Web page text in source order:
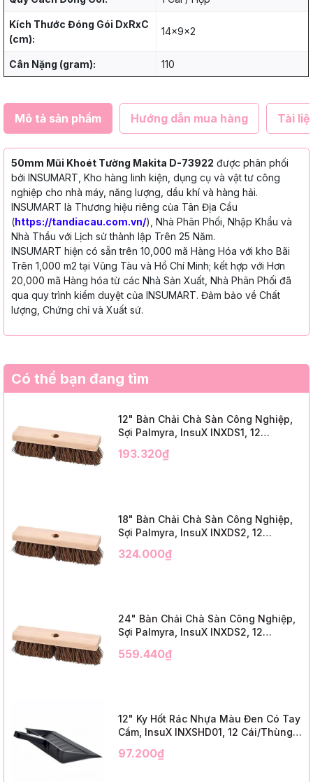
Kích Thước Đóng Gói DxRxC
(cm):
14x9x2
Cân Nặng (gram): 110
Mô tả sản phẩm Hướng dẫn mua hàng Tài
50mm Mũi Khoét Tường Makita D-73922 được phân phối
bởi INSUMART, Kho hàng linh kiện, dụng cụ và vật tư công
nghiệp cho nhà máy, năng lượng, dầu khí và hàng hải.
INSUMART là Thương hiệu riêng của Tân Địa Cầu
(https://tandiacau.com.vn/), Nhà Phân Phối, Nhập Khẩu và
Nhà Thầu với Lịch sử thành lập Trên 25 Năm.
INSUMART hiện có sẵn trên 10,000 mã Hàng Hóa với kho Bãi
Trên 1,000 m2 tại Vũng Tàu và Hồ Chí Minh; kết hợp với Hơn
20,000 mã Hàng hóa từ các Nhà Sản Xuất, Nhà Phân Phối đã
qua quy trình kiểm duyệt của INSUMART. Đảm bảo về Chất
lượng, Chứng chỉ và Xuất sứ.
Có thể bạn đang tìm
12" Bàn Chải Chà Sàn Công Nghiệp,
Sợi Palmyra, InsuX INXDS1, 12
Trim)
193.320₫
18" Bàn Chải Chà Sàn Công Nghiệp,
Sợi Palmyra, InsuX INXDS2, 12
Trim)
324.000₫
24" Bàn Chải Chà Sàn Công Nghiệp,
Sợi Palmyra, InsuX INXDS2, 12
3" Trim)
559.440₫
12" Ky Hốt Rác Nhựa Màu Đen Có Tay
Cầm, InsuX INXSHD01, 12 Cái/Thùng,
Black Plastic)
97.200₫